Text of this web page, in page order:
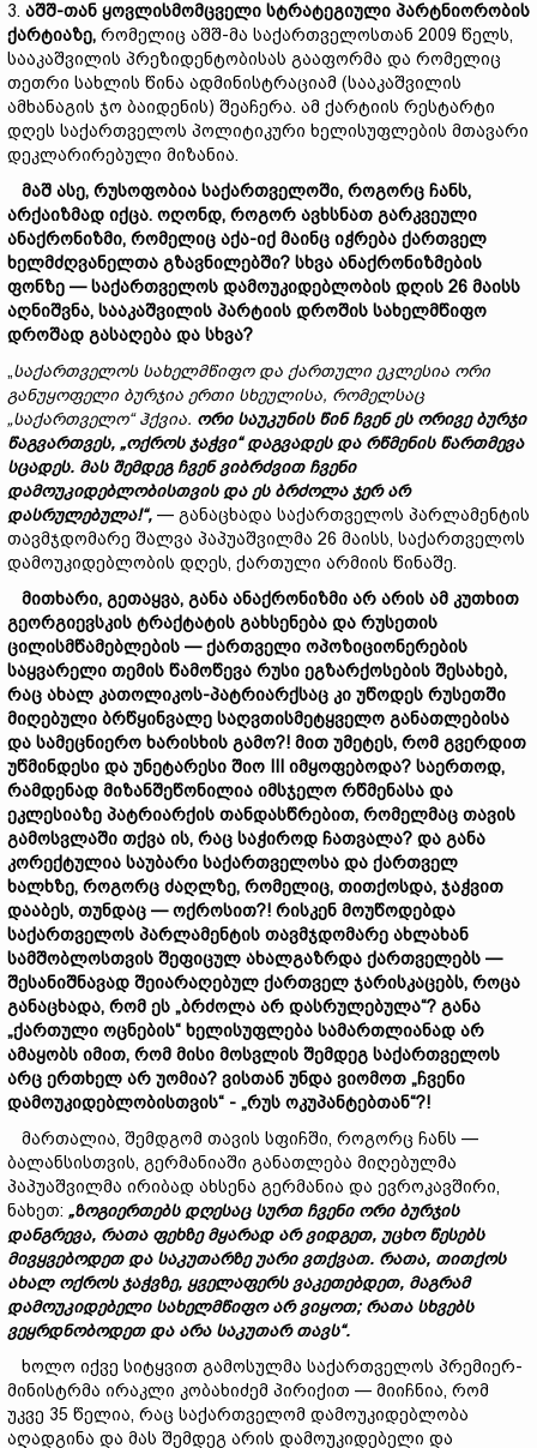
3. აშშ-თან ყოვლისმომცველი სტრატეგიული პარტნიორობის
ქარტიაზე, რომელიც აშშ-მა საქართველოსთან 2009 წელს,
სააკაშვილის პრეზიდენტობისას გააფორმა და რომელიც
თეთრი სახლის წინა ადმინისტრაციამ (სააკაშვილის
ამხანაგის ჯო ბაიდენის) შეაჩერა. ამ ქარტიის რესტარტი
დღეს საქართველოს პოლიტიკური ხელისუფლების მთავარი
დეკლარირებული მიზანია.
მაშ ასე, რუსოფობია საქართველოში, როგორც ჩანს,
არქაიზმად იქცა. ოღონდ, როგორ ავხსნათ გარკვეული
ანაქრონიზმი, რომელიც აქა-იქ მაინც იჭრება ქართველ
ხელმძღვანელთა გზავნილებში? სხვა ანაქრონიზმების
ფონზე —საქართველოს დამოუკიდებლობის დღის 26 მაისს
აღნიშვნა, სააკაშვილის პარტიის დროშის სახელმწიფო
დროშად გასაღება და სხვა?
„საქართველოს სახელმწიფო და ქართული ეკლესია ორი
განუყოფელი ბურჯია ერთი სხეულისა, რომელსაც
„საქართველო“ჰქვია. ორი საუკუნის წინჩვენეს ორივებურჯი
წაგვართვეს, „ოქროს ჯაჭვი“დაგვადეს და რწმენის წართმევა
სცადეს. მას შემდეგ ჩვენვიბრძვით ჩვენი
დამოუკიდებლობისთვის და ეს ბრძოლა ჯერარ
დასრულებულა!“, — განაცხადა საქართველოს პარლამენტის
თავმჯდომარე შალვა პაპუაშვილმა 26 მაისს, საქართველოს
დამოუკიდებლობის დღეს, ქართული არმიის წინაშე.
მითხარი, გეთაყვა, განა ანაქრონიზმი არ არის ამ კუთხით
გეორგიევსკის ტრაქტატის გახსენება და რუსეთის
ცილისმწამებლების —ქართველი ოპოზიციონერების
საყვარელი თემის წამოწევა რუსი ეგზარქოსების შესახებ,
რაც ახალ კათოლიკოს-პატრიარქსაც კი უწოდეს რუსეთში
მიღებული ბრწყინვალე საღვთისმეტყველო განათლებისა
და სამეცნიერო ხარისხის გამო?! მით უმეტეს, რომ გვერდით
უწმინდესი და უნეტარესი შიო III იმყოფებოდა? საერთოდ,
რამდენად მიზანშეწონილია იმსჯელო რწმენასა და
ეკლესიაზე პატრიარქის თანდასწრებით, რომელმაც თავის
გამოსვლაში თქვა ის, რაც საჭიროდ ჩათვალა? და განა
კორექტულია საუბარი საქართველოსა და ქართველ
ხალხზე, როგორც ძაღლზე, რომელიც, თითქოსდა, ჯაჭვით
დააბეს, თუნდაც —ოქროსით?! რისკენ მოუწოდებდა
საქართველოს პარლამენტის თავმჯდომარე ახლახან
სამშობლოსთვის შეფიცულ ახალგაზრდა ქართველებს —
შესანიშნავად შეიარაღებულ ქართველ ჯარისკაცებს, როცა
განაცხადა, რომ ეს „ბრძოლა არ დასრულებულა“? განა
„ქართული ოცნების“ ხელისუფლება სამართლიანად არ
ამაყობს იმით, რომ მისი მოსვლის შემდეგ საქართველოს
არც ერთხელ არ უომია? ვისთან უნდა ვიომოთ „ჩვენი
დამოუკიდებლობისთვის“ - „რუს ოკუპანტებთან“?!
მართალია, შემდგომ თავის სფიჩში, როგორც ჩანს —
ბალანსისთვის, გერმანიაში განათლება მიღებულმა
პაპუაშვილმა ირიბად ახსენა გერმანია და ევროკავშირი,
ნახეთ: „ზოგიერთებს დღესაც სურთ ჩვენი ორი ბურჯის
დანგრევა, რათა ფეხზემყარად არვიდგეთ, უცხოწესებს
მივყვებოდეთ და საკუთარზეუარი ვთქვათ. რათა, თითქოს
ახალ ოქროს ჯაჭვზე, ყველაფერს ვაკეთებდეთ, მაგრამ
დამოუკიდებელი სახელმწიფოარვიყოთ; რათა სხვებს
ვეყრდნობოდეთ და არა საკუთართავს“.
ხოლო იქვე სიტყვით გამოსულმა საქართველოს პრემიერ-
მინისტრმა ირაკლი კობახიძემ პირიქით — მიიჩნია, რომ
უკვე 35 წელია, რაც საქართველომ დამოუკიდებლობა
აღადგინა და მას შემდეგ არის დამოუკიდებელი და